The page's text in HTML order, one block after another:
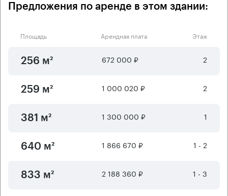
Предложения по аренде в этом здании:
Площадь Арендная плата Этаж
256 м² 672 000 ₽ 2
259 м² 1 000 020 ₽ 2
381 м² 1 300 000 ₽ 1
640 м² 1 866 670 ₽ 1 - 2
833 м² 2 188 360 ₽ 1 - 3